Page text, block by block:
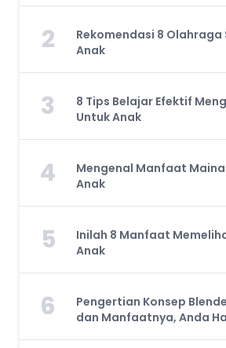
2
Rekomendasi 8 Olahraga
Anak
3
8 Tips Belajar Efektif
Untuk Anak
4
Mengenal Manfaat
Anak
5
Inilah 8 Manfaat
Anak
6
Pengertian Konsep
dan Manfaatnya, Anda